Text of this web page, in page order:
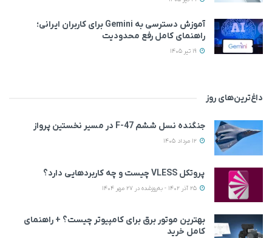
آموزش دسترسی به Gemini برای کاربران ایرانی؛
راهنمای کامل رفع محدودیت
داغ‌ترین‌های روز
جنگنده نسل ششم F-47 در مسیر نخستین پرواز
پروتکل VLESS چیست و چه کاربردهایی دارد؟
بهترین موتور برق برای کامپیوتر چیست؟ + راهنمای
کامل خرید